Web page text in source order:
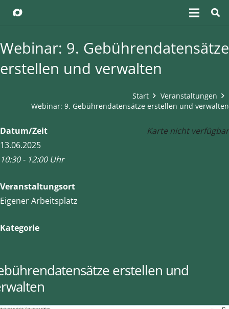
Webinar: 9. Gebührendatensätze
erstellen und verwalten
Start
Veranstaltungen
Webinar: 9. Gebührendatensätze erstellen und verwalten
Karte nicht verfügbar
Datum/Zeit
13.06.2025
10:30 - 12:00 Uhr
Veranstaltungsort
Eigener Arbeitsplatz
Kategorie
erstellen und